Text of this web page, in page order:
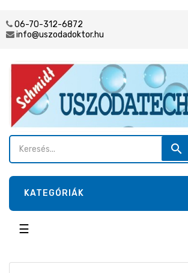
06-70-312-6872
info@uszodadoktor.hu
search
KATEGÓRIÁK
Toggle
☰